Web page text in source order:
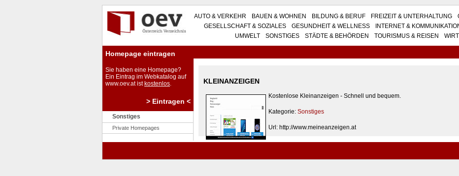
AUTO & VERKEHR BAUEN & WOHNEN BILDUNG & BERUF FREIZEIT & UNTERHALTUNG
GESELLSCHAFT & SOZIALES
GESUNDHEIT & WELLNESS INTERNET &
UMWELT
SONSTIGES STÄDTE & BEHÖRDEN TOURISMUS & REISEN
Homepage eintragen
Sie haben eine Homepage?
Ein Eintrag im Webkatalog auf
www.oev.at ist kostenlos.
> Eintragen <
Sonstiges
Private Homepages
KLEINANZEIGEN
Kostenlose Kleinanzeigen - Schnell und bequem.
Kategorie: Sonstiges
Url: http://www.meineanzeigen.at